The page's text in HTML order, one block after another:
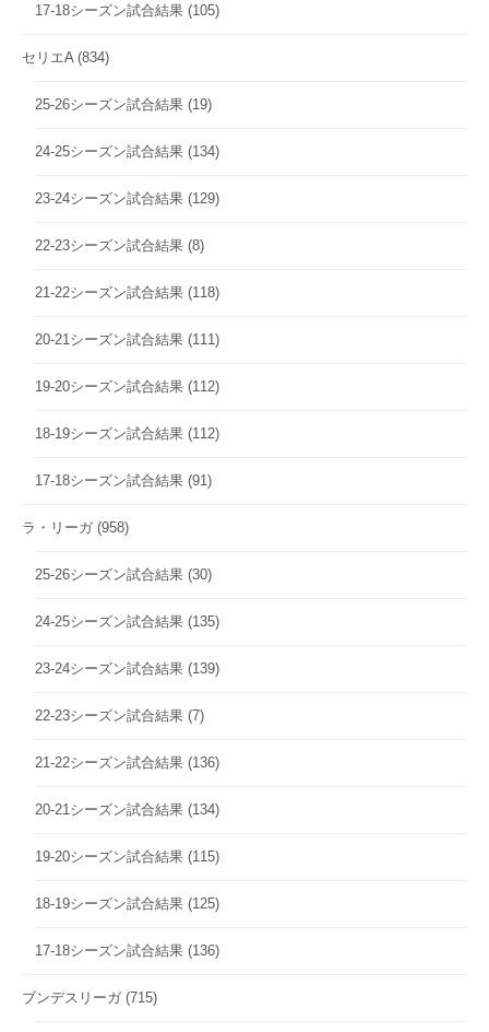
17-18シーズン試合結果 (105)
セリエA (834)
25-26シーズン試合結果 (19)
24-25シーズン試合結果 (134)
23-24シーズン試合結果 (129)
22-23シーズン試合結果 (8)
21-22シーズン試合結果 (118)
20-21シーズン試合結果 (111)
19-20シーズン試合結果 (112)
18-19シーズン試合結果 (112)
17-18シーズン試合結果 (91)
ラ・リーガ (958)
25-26シーズン試合結果 (30)
24-25シーズン試合結果 (135)
23-24シーズン試合結果 (139)
22-23シーズン試合結果 (7)
21-22シーズン試合結果 (136)
20-21シーズン試合結果 (134)
19-20シーズン試合結果 (115)
18-19シーズン試合結果 (125)
17-18シーズン試合結果 (136)
ブンデスリーガ (715)